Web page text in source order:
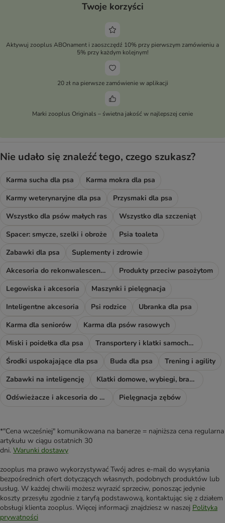
Twoje korzyści
Aktywuj zooplus ABOnament i zaoszczędź 10% przy pierwszym zamówieniu a
5% przy każdym kolejnym!
20 zł na pierwsze zamówienie w aplikacji
Marki zooplus Originals – świetna jakość w najlepszej cenie
Nie udało się znaleźć tego, czego szukasz?
Karma sucha dla psa
Karma mokra dla psa
Karmy weterynaryjne dla psa
Przysmaki dla psa
Wszystko dla psów małych ras
Wszystko dla szczeniąt
Spacer: smycze, szelki i obroże
Psia toaleta
Zabawki dla psa
Suplementy i zdrowie
Akcesoria do rekonwalescencji
Produkty przeciw pasożytom
Legowiska i akcesoria
Maszynki i pielęgnacja
Inteligentne akcesoria
Psi rodzice
Ubranka dla psa
Karma dla seniorów
Karma dla psów rasowych
Miski i poidełka dla psa
Transportery i klatki samochodowe
Środki uspokajające dla psa
Buda dla psa
Trening i agility
Zabawki na inteligencję
Klatki domowe, wybiegi, bramki i rampy
Odświeżacze i akcesoria do sprzątania
Pielęgnacja zębów
*"Cena wcześniej" komunikowana na banerze = najniższa cena regularna
artykułu w ciągu ostatnich 30
dni. Warunki dostawy
zooplus ma prawo wykorzystywać Twój adres e-mail do wysyłania
bezpośrednich ofert dotyczących własnych, podobnych produktów lub
usług. W każdej chwili możesz wyrazić sprzeciw, ponosząc jedynie
koszty przesyłu zgodnie z taryfą podstawową, kontaktując się z działem
obsługi klienta zooplus. Więcej informacji znajdziesz w naszej Polityka
prywatności